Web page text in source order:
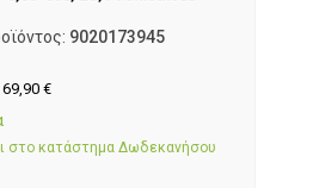
9020173945
69,90€
στο κατάστημα Δωδεκανήσου